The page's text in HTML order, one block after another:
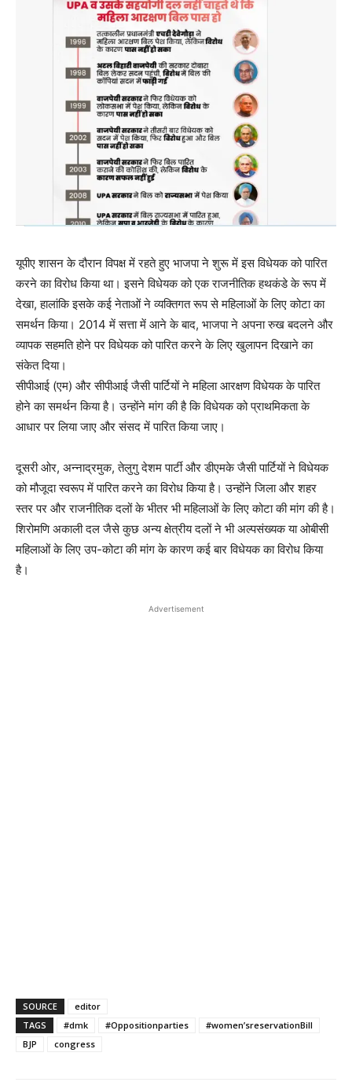
यूपीए शासन के दौरान विपक्ष में रहते हुए भाजपा ने शुरू में इस विधेयक को पारित
करने का विरोध किया था। इसने विधेयक को एक राजनीतिक हथकंडे के रूप में
देखा, हालांकि इसके कई नेताओं ने व्यक्तिगत रूप से महिलाओं के लिए कोटा का
समर्थन किया। 2014 में सत्ता में आने के बाद, भाजपा ने अपना रुख बदलने और
व्यापक सहमति होने पर विधेयक को पारित करने के लिए खुलापन दिखाने का
संकेत दिया।
सीपीआई (एम) और सीपीआई जैसी पार्टियों ने महिला आरक्षण विधेयक के पारित
होने का समर्थन किया है। उन्होंने मांग की है कि विधेयक को प्राथमिकता के
आधार पर लिया जाए और संसद में पारित किया जाए।
दूसरी ओर, अन्नाद्रमुक, तेलुगु देशम पार्टी और डीएमके जैसी पार्टियों ने विधेयक
को मौजूदा स्वरूप में पारित करने का विरोध किया है। उन्होंने जिला और शहर
स्तर पर और राजनीतिक दलों के भीतर भी महिलाओं के लिए कोटा की मांग की है।
शिरोमणि अकाली दल जैसे कुछ अन्य क्षेत्रीय दलों ने भी अल्पसंख्यक या ओबीसी
महिलाओं के लिए उप-कोटा की मांग के कारण कई बार विधेयक का विरोध किया
है।
Advertisement
SOURCE
editor
TAGS
#dmk #Oppositionparties
#women’sreservationBill
BJP
congress